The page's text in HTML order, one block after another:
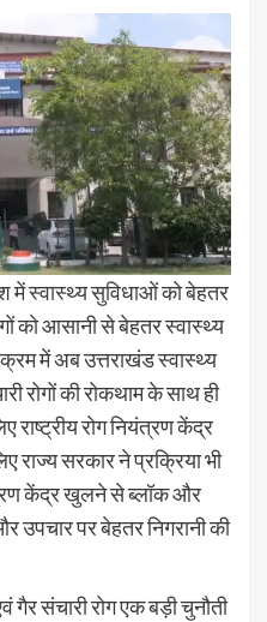
में स्वास्थ्य सुविधाओं को बेहतर
को आसानी से बेहतर स्वास्थ्य
में अब उत्तराखंड स्वास्थ्य
रोगों की रोकथाम के साथ ही
राष्ट्रीय रोग नियंत्रण केंद्र
राज्य सरकार ने प्रक्रिया भी
केंद्र खुलने से ब्लॉक और
उपचार पर बेहतर निगरानी की
संचारी रोग एक बड़ी चुनौती